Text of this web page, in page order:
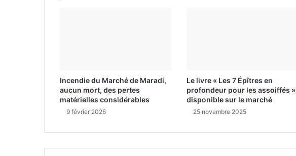
Incendie du Marché de Maradi,
aucun mort, des pertes
matérielles considérables
9 février 2026
Le livre « Les 7 Épîtres en
profondeur pour les assoiffés »
disponible sur le marché
25 novembre 2025